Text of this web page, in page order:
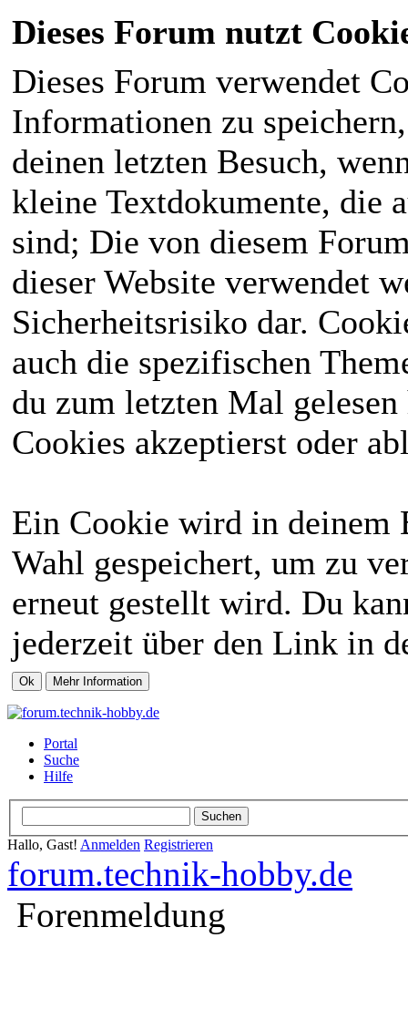
Dieses Forum nutzt
Dieses Forum verwendet
Informationen zu
deinen letzten Besuch,
kleine Textdokumente, die
sind; Die von diesem
dieser Website verwendet
Sicherheitsrisiko dar.
auch die spezifischen
du zum letzten Mal
Cookies akzeptierst oder
Ein Cookie wird in deinem
Wahl gespeichert, um zu
erneut gestellt wird. Du
jederzeit über den Link in
Portal
Suche
Hilfe
Hallo, Gast! Anmelden Registrieren
forum.technik-hobby.de
Forenmeldung